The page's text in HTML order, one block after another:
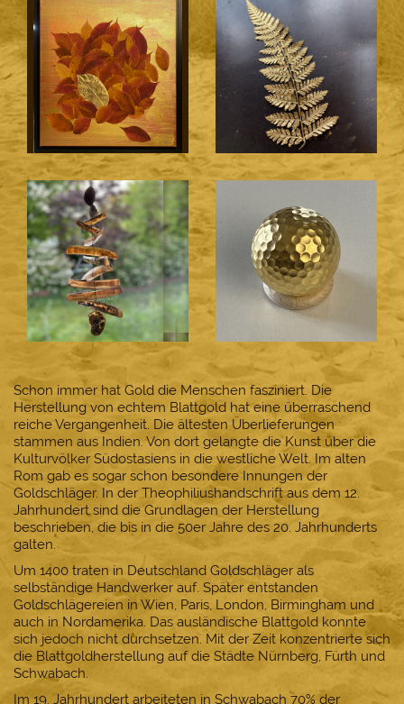
Schon immer hat Gold die Menschen fasziniert. Die
Herstellung von echtem Blattgold hat eine überraschend
reiche Vergangenheit. Die ältesten Überlieferungen
stammen aus Indien. Von dort gelangte die Kunst über die
Kulturvölker Südostasiens in die westliche Welt. Im alten
Rom gab es sogar schon besondere Innungen der
Goldschläger. In der Theophiliushandschrift aus dem 12.
Jahrhundert sind die Grundlagen der Herstellung
beschrieben, die bis in die 50er Jahre des 20. Jahrhunderts
galten.
Um 1400 traten in Deutschland Goldschläger als
selbständige Handwerker auf. Später entstanden
Goldschlägereien in Wien, Paris, London, Birmingham und
auch in Nordamerika. Das ausländische Blattgold konnte
sich jedoch nicht durchsetzen. Mit der Zeit konzentrierte sich
die Blattgoldherstellung auf die Städte Nürnberg, Fürth und
Schwabach.
Im 19. Jahrhundert arbeiteten in Schwabach 70% der